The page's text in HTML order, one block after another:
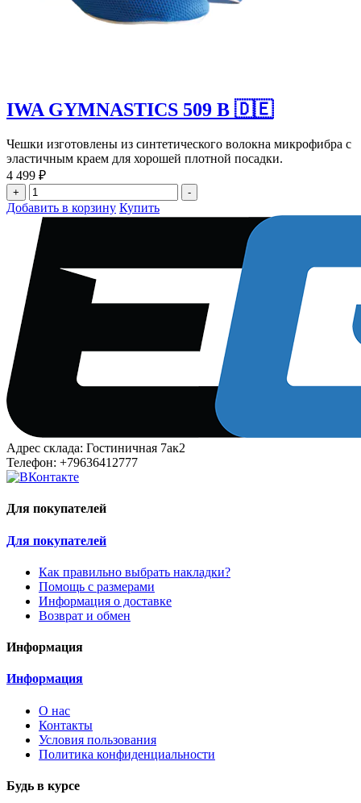
IWA GYMNASTICS 509 B 🇩🇪
Чешки изготовлены из синтетического волокна микрофибра с
эластичным краем для хорошей плотной посадки.
4 499 ₽
+
Количество
товара
IWA
GYMNASTICS
509
B
🇩🇪
-
Добавить в корзину Купить
Адрес склада: Гостиничная 7ак2
Телефон: +79636412777
Для покупателей
Для покупателей
Как правильно выбрать накладки?
Помощь с размерами
Информация о доставке
Возврат и обмен
Информация
Информация
О нас
Контакты
Условия пользования
Политика конфиденциальности
Будь в курсе